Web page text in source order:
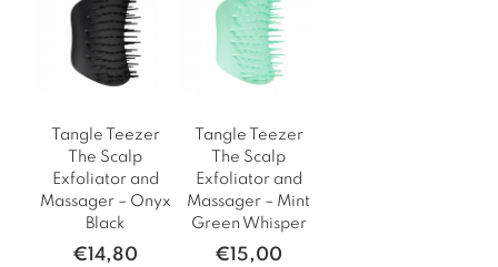
Tangle Teezer
The Scalp
Exfoliator and
Massager – Onyx
Black
€14,80
Tangle Teezer
The Scalp
Exfoliator and
Massager – Mint
Green Whisper
€15,00